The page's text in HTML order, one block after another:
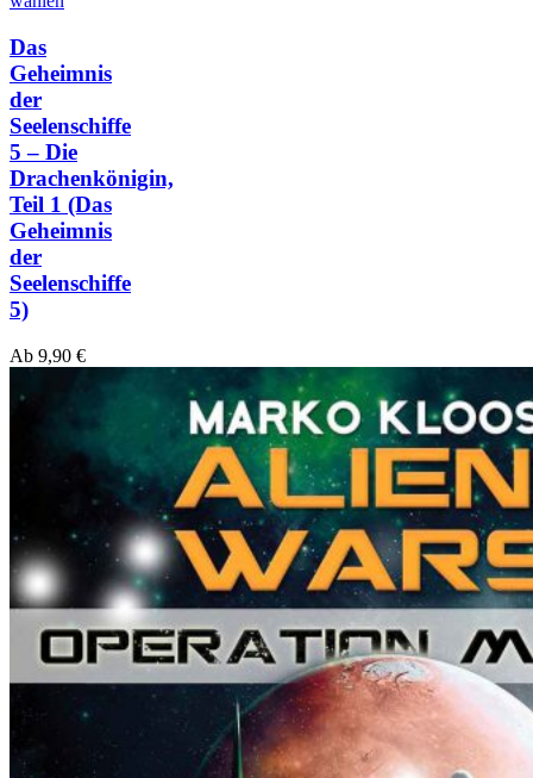
Das
Geheimnis
der
Seelenschiffe
5 – Die
Drachenkönigin,
Teil 1 (Das
Geheimnis
der
Seelenschiffe
5)
Ab 9,90 €